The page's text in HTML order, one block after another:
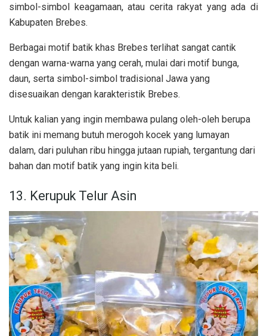
simbol-simbol keagamaan, atau cerita rakyat yang ada di
Kabupaten Brebes.
Berbagai motif batik khas Brebes terlihat sangat cantik
dengan warna-warna yang cerah, mulai dari motif bunga,
daun, serta simbol-simbol tradisional Jawa yang
disesuaikan dengan karakteristik Brebes.
Untuk kalian yang ingin membawa pulang oleh-oleh berupa
batik ini memang butuh merogoh kocek yang lumayan
dalam, dari puluhan ribu hingga jutaan rupiah, tergantung dari
bahan dan motif batik yang ingin kita beli.
13. Kerupuk Telur Asin